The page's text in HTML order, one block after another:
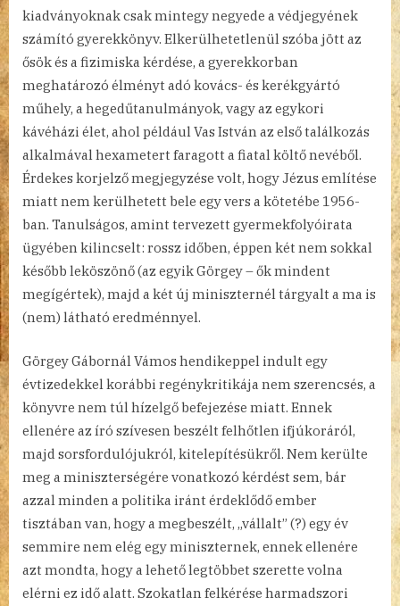
kiadványoknak csak mintegy negyede a védjegyének
számító gyerekkönyv. Elkerülhetetlenül szóba jött az
ősök és a fizimiska kérdése, a gyerekkorban
meghatározó élményt adó kovács- és kerékgyártó
műhely, a hegedűtanulmányok, vagy az egykori
kávéházi élet, ahol például Vas István az első találkozás
alkalmával hexametert faragott a fiatal költő nevéből.
Érdekes korjelző megjegyzése volt, hogy Jézus említése
miatt nem kerülhetett bele egy vers a kötetébe 1956-
ban. Tanulságos, amint tervezett gyermekfolyóirata
ügyében kilincselt: rossz időben, éppen két nem sokkal
később leköszönő (az egyik Görgey – ők mindent
megígértek), majd a két új miniszternél tárgyalt a ma is
(nem) látható eredménnyel.
Görgey Gábornál Vámos hendikeppel indult egy
évtizedekkel korábbi regénykritikája nem szerencsés, a
könyvre nem túl hízelgő befejezése miatt. Ennek
ellenére az író szívesen beszélt felhőtlen ifjúkoráról,
majd sorsfordulójukról, kitelepítésükről. Nem kerülte
meg a miniszterségére vonatkozó kérdést sem, bár
azzal minden a politika iránt érdeklődő ember
tisztában van, hogy a megbeszélt, „vállalt” (?) egy év
semmire nem elég egy miniszternek, ennek ellenére
azt mondta, hogy a lehető legtöbbet szerette volna
elérni ez idő alatt. Szokatlan felkérése harmadszori